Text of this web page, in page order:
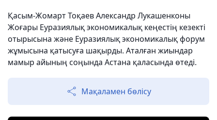
Қасым-Жомарт Тоқаев Александр Лукашенконы
Жоғары Еуразиялық экономикалық кеңестің кезекті
отырысына және Еуразиялық экономикалық форум
жұмысына қатысуға шақырды. Аталған жиындар
мамыр айының соңында Астана қаласында өтеді.
Мақаламен бөлісу